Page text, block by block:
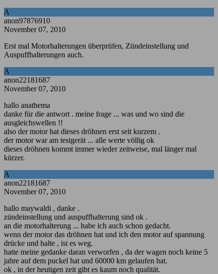
A
anon97876910
November 07, 2010
Erst mal Motorhalterungen überprüfen, Zündeinstellung und
Auspuffhalterungen auch.
A
anon22181687
November 07, 2010
hallo anathema
danke für die antwort . meine frage ... was und wo sind die
ausgleichswellen !!
also der motor hat dieses dröhnen erst seit kurzem .
der motor war am testgerät ... alle werte völlig ok
dieses dröhnen kommt immer wieder zeitweise, mal länger mal
kürzer.
A
anon22181687
November 07, 2010
hallo maywaldi , danke .
zündeinstellung und auspuffhalterung sind ok .
an die motorhalterung ... habe ich auch schon gedacht.
wenn der motor das dröhnen hat und ich den motor auf spannung
drücke und halte , ist es weg.
hatte meine gedanke daran verworfen , da der wagen noch keine 5
jahre auf dem puckel hat und 60000 km gelaufen hat.
ok , in der heutigen zeit gibt es kaum noch qualität.